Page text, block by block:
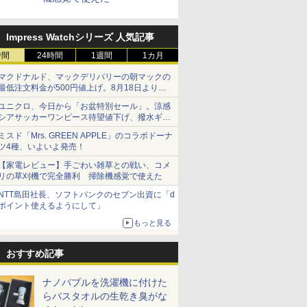
Impress Watchシリーズ 人気記事
24時間 1週間 1カ月
クドナルド、マックデリバリーの朝マックの
低注文料金が500円値上げ。8月18日より
円から受付
ニクロ、今日から「お盆特別セール」。涼感
アサッカーワンピース待望値下げ、撥水ギア
ョーツは1990円に
スド「Mrs. GREEN APPLE」のコラボドーナ
4種、いよいよ発売！
家電レビュー】手ごわい雑草との戦い、コメ
の草刈機で完全勝利 掃除機感覚で使えた
島田社長、ソフトバンクのセブン出資に「d
イント使えるようにして」
もっと見る
おすすめ記事
ナノバブルを洗濯機に付けた
らバスタオルの生乾き臭がな